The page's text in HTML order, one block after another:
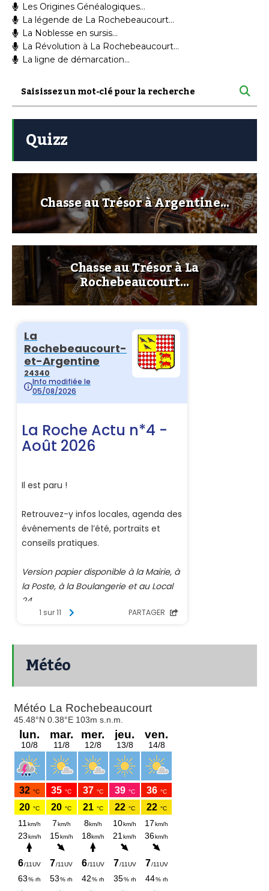
Les Origines Généalogiques…
La légende de La Rochebeaucourt…
La Noblesse en sursis…
La Révolution à La Rochebeaucourt…
La ligne de démarcation…
Quizz
Chasse au Trésor à Argentine…
Chasse au Trésor à La
Rochebeaucourt…
Météo